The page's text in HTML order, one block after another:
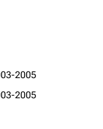
2005
2005